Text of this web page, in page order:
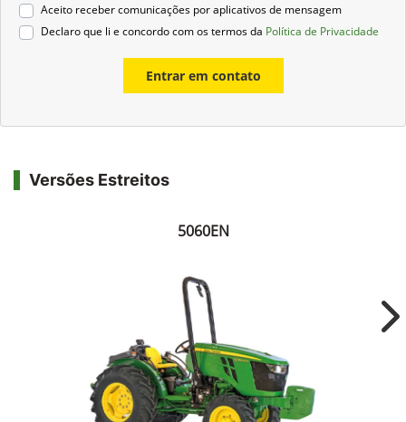
Aceito receber comunicações por aplicativos de mensagem
Declaro que li e concordo com os termos da Política de Privacidade
Entrar em contato
Versões Estreitos
5060EN